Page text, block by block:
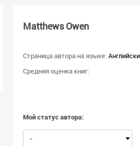
Matthews Owen
Страница автора на языке:
Средняя оценка книг:
Мой статус автора:
-